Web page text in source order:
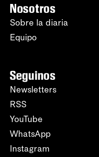
Nosotros
Sobre la diaria
Equipo
Seguinos
Newsletters
RSS
YouTube
WhatsApp
Instagram